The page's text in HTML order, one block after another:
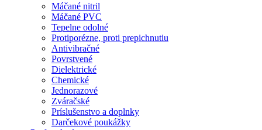
Máčané nitril
Máčané PVC
Tepelne odolné
Protiporézne, proti prepichnutiu
Antivibračné
Povrstvené
Dielektrické
Chemické
Jednorazové
Zváračské
Príslušenstvo a doplnky
Darčekové poukážky